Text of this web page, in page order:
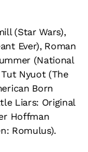
(Star Wars),
Ever), Roman
(National
Nyuot (The
Born
Liars: Original
Hoffman
Romulus).